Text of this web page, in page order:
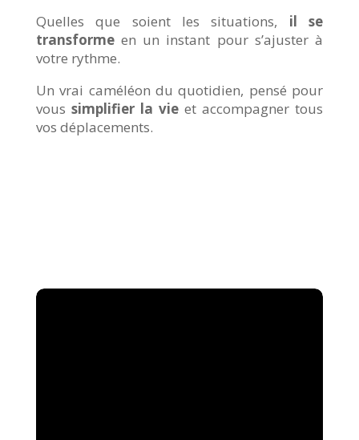
Quelles que soient les situations, il se
transformeen un instant pour s’ajuster à
votre rythme.
Un vrai caméléon du quotidien, pensé pour
vous simplifier la vie et accompagner tous
vos déplacements.